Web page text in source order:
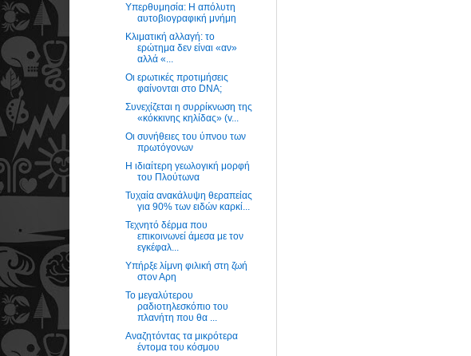
Υπερθυμησία: Η απόλυτη
αυτοβιογραφική μνήμη
Κλιματική αλλαγή: το
ερώτημα δεν είναι «αν»
αλλά «...
Οι ερωτικές προτιμήσεις
φαίνονται στο DNA;
Συνεχίζεται η συρρίκνωση της
«κόκκινης κηλίδας» (v...
Οι συνήθειες του ύπνου των
πρωτόγονων
H ιδιαίτερη γεωλογική μορφή
του Πλούτωνα
Τυχαία ανακάλυψη θεραπείας
για 90% των ειδών καρκί...
Τεχνητό δέρμα που
επικοινωνεί άμεσα με τον
εγκέφαλ...
Υπήρξε λίμνη φιλική στη ζωή
στον Αρη
To μεγαλύτερου
ραδιοτηλεσκόπιο του
πλανήτη που θα ...
Αναζητόντας τα μικρότερα
έντομα του κόσμου